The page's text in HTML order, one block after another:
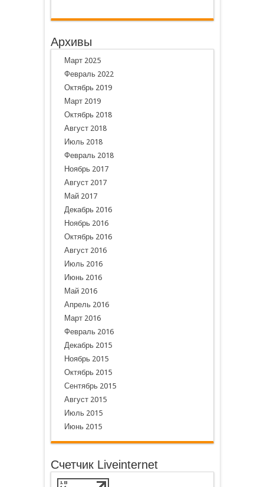
Архивы
Март 2025
Февраль 2022
Октябрь 2019
Март 2019
Октябрь 2018
Август 2018
Июль 2018
Февраль 2018
Ноябрь 2017
Август 2017
Май 2017
Декабрь 2016
Ноябрь 2016
Октябрь 2016
Август 2016
Июль 2016
Июнь 2016
Май 2016
Апрель 2016
Март 2016
Февраль 2016
Декабрь 2015
Ноябрь 2015
Октябрь 2015
Сентябрь 2015
Август 2015
Июль 2015
Июнь 2015
Счетчик Liveinternet